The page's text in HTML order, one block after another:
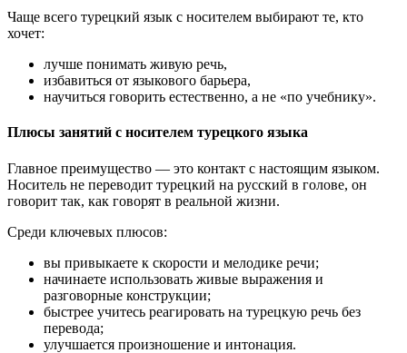
Чаще всего турецкий язык с носителем выбирают те, кто
хочет:
лучше понимать живую речь,
избавиться от языкового барьера,
научиться говорить естественно, а не «по учебнику».
Плюсы занятий с носителем турецкого языка
Главное преимущество — это контакт с настоящим языком.
Носитель не переводит турецкий на русский в голове, он
говорит так, как говорят в реальной жизни.
Среди ключевых плюсов:
вы привыкаете к скорости и мелодике речи;
начинаете использовать живые выражения и
разговорные конструкции;
быстрее учитесь реагировать на турецкую речь без
перевода;
улучшается произношение и интонация.